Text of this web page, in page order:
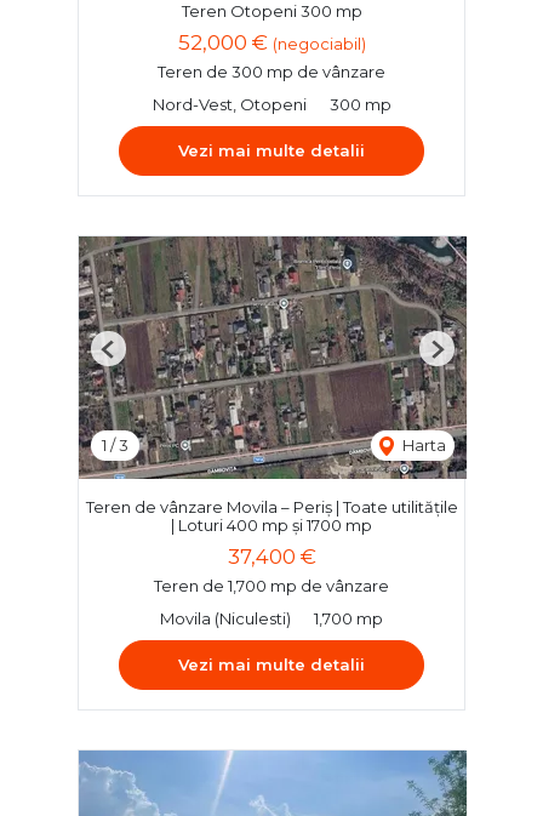
Teren Otopeni 300 mp
52,000 € (negociabil)
Teren de 300 mp de vânzare
Nord-Vest, Otopeni
300 mp
Vezi mai multe detalii
1 /3 Harta
Previous Next
Teren de vânzare Movila – Periș | Toate utilitățile
| Loturi 400 mp și 1700 mp
37,400 €
Teren de 1,700 mp de vânzare
Movila (Niculesti)
1,700 mp
Vezi mai multe detalii